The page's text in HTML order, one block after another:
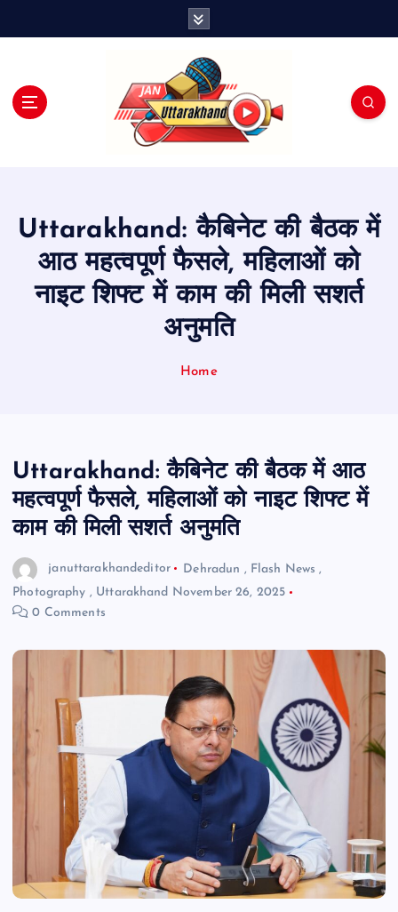
Uttarakhand: कैबिनेट की बैठक में
आठ महत्वपूर्ण फैसले, महिलाओं को
नाइट शिफ्ट में काम की मिली सशर्त
अनुमति
Home
Uttarakhand: कैबिनेट की बैठक में आठ
महत्वपूर्ण फैसले, महिलाओं को नाइट शिफ्ट में
काम की मिली सशर्त अनुमति
januttarakhandeditor Dehradun , Flash News ,
Photography , Uttarakhand November 26, 2025
0 Comments